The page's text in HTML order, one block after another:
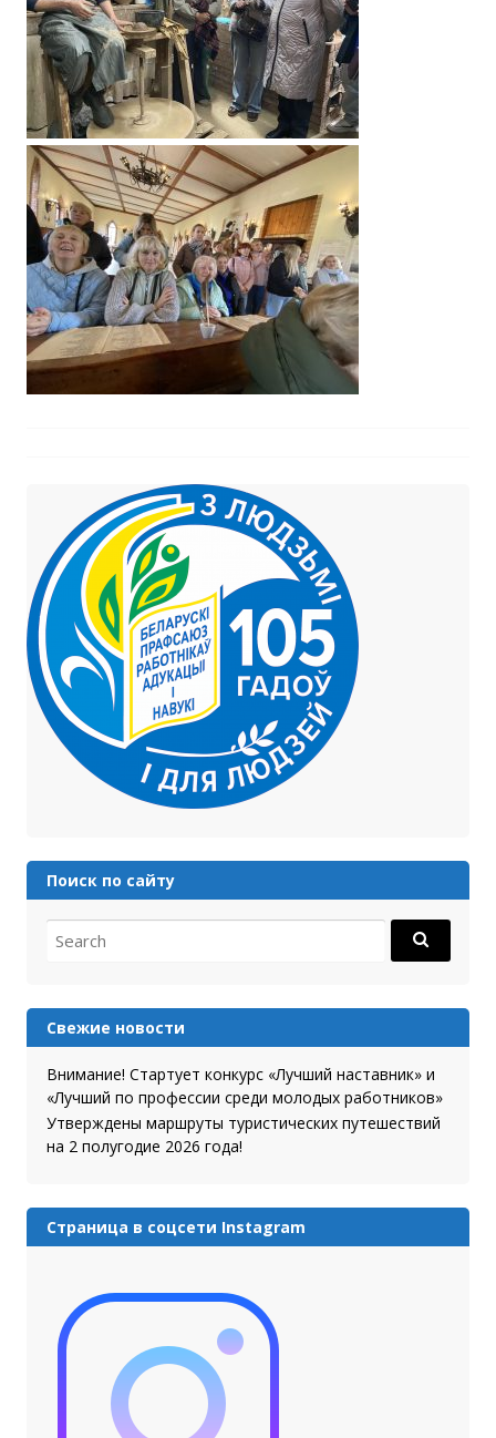
Поиск по сайту
Search for:
Свежие новости
Внимание! Стартует конкурс «Лучший наставник» и
«Лучший по профессии среди молодых работников»
Утверждены маршруты туристических путешествий
на 2 полугодие 2026 года!
Страница в соцсети Instagram